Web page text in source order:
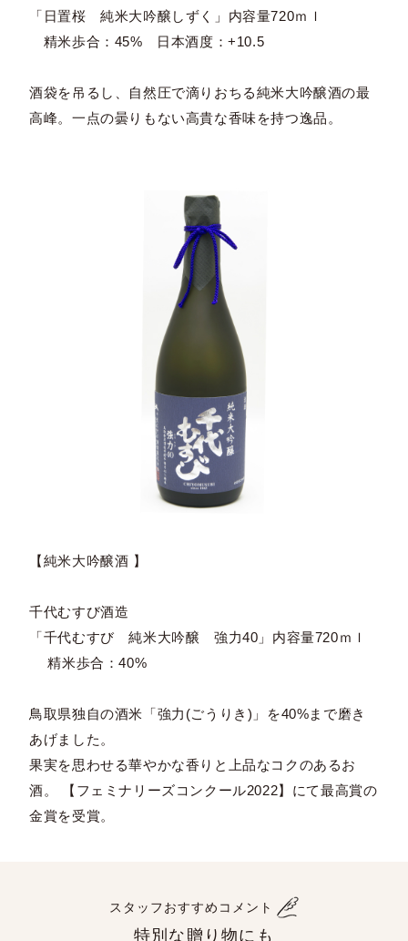
「日置桜 純米大吟醸しずく」内容量720ｍｌ
精米歩合：45% 日本酒度：+10.5
酒袋を吊るし、自然圧で滴りおちる純米大吟醸酒の最
高峰。一点の曇りもない高貴な香味を持つ逸品。
【純米大吟醸酒 】
千代むすび酒造
「千代むすび 純米大吟醸 強力40」内容量720ｍｌ
精米歩合：40%
鳥取県独自の酒米「強力(ごうりき)」を40%まで磨き
あげました。
果実を思わせる華やかな香りと上品なコクのあるお
酒。 【フェミナリーズコンクール2022】にて最高賞の
金賞を受賞。
スタッフおすすめコメント
特別な贈り物にも